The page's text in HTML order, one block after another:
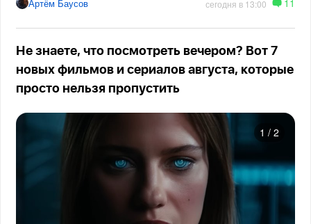
Артём Баусов сегодня в 13:00
Не знаете, что посмотреть вечером? Вот 7
новых фильмов и сериалов августа, которые
просто нельзя пропустить
1 / 2